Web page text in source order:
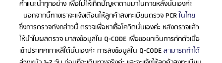
คำแนะนำทุกอย่าง เพื่อไม่ให้เกิดปัญหาตามมาในภายหลังนั่นเองค่ะ
  นอกจากนี้ทางเราจะแจ้งเตือนให้ลูกค้าลงทะเบียนตรวจ PCR
ในไทย
ซึ่งการตรวจดังกล่าวนี้ ตรวจเพื่อหาเชื้อโควิดนั่นเองค่ะ หลังตรวจแล้ว
ให้นำใบผลตรวจ มาลงข้อมูลใน Q-CODE เพื่อขอยกเว้นการกักตัวเมื่อ
เข้าประเทศเกาหลีใต้นั่นเองค่ะ การลงข้อมูลใน Q-CODE สามารถทำได้